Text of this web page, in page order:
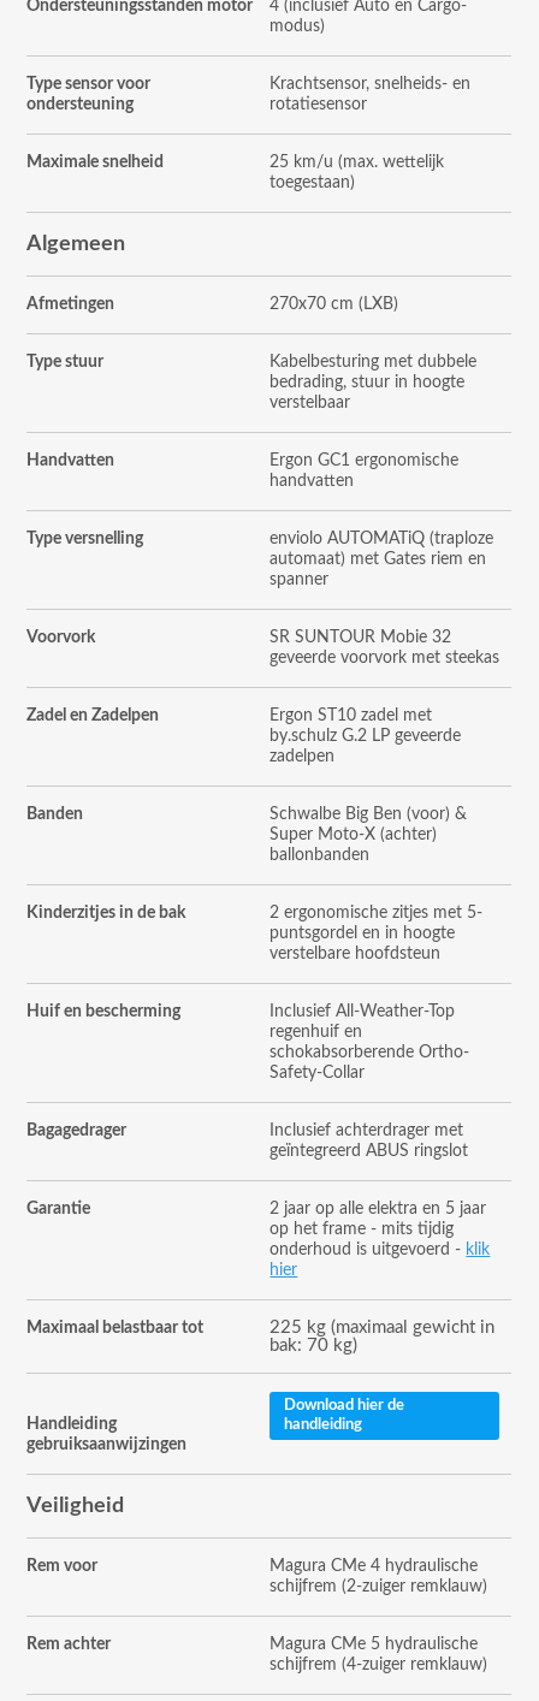
Ondersteuningsstanden motor
4 (inclusief Auto en Cargo-
modus)
Type sensor voor
ondersteuning
Krachtsensor, snelheids- en
rotatiesensor
Maximale snelheid
25 km/u (max. wettelijk
toegestaan)
Algemeen
Afmetingen 270x70 cm (LXB)
Type stuur
Kabelbesturing met dubbele
bedrading, stuur in hoogte
verstelbaar
Handvatten
Ergon GC1 ergonomische
handvatten
Type versnelling
enviolo AUTOMATiQ (traploze
automaat) met Gates riem en
spanner
Voorvork
SR SUNTOUR Mobie 32
geveerde voorvork met steekas
Zadel en Zadelpen
Ergon ST10 zadel met
by.schulz G.2 LP geveerde
zadelpen
Banden
Schwalbe Big Ben (voor) &
Super Moto-X (achter)
ballonbanden
Kinderzitjes in de bak
2 ergonomische zitjes met 5-
puntsgordel en in hoogte
verstelbare hoofdsteun
Huif en bescherming
Inclusief All-Weather-Top
regenhuif en
schokabsorberende Ortho-
Safety-Collar
Bagagedrager
Inclusief achterdrager met
geïntegreerd ABUS ringslot
Garantie
2 jaar op alle elektra en 5 jaar
op het frame - mits tijdig
onderhoud is uitgevoerd - klik
hier
Maximaal belastbaar tot
225 kg (maximaal gewicht in
bak: 70 kg)
Handleiding
gebruiksaanwijzingen
Download hier de
handleiding
Veiligheid
Rem voor
Magura CMe 4 hydraulische
schijfrem (2-zuiger remklauw)
Rem achter
Magura CMe 5 hydraulische
schijfrem (4-zuiger remklauw)